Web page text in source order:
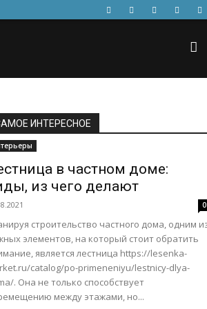
ИНТЕРЕСНОЕ
в частном доме:
из чего делают
0
строительство частного дома, одним
элементов, на который стоит обратить
является лестница https://lesenka-
catalog/po-primeneniyu/lestnicy-dlya-
. Она не только способствует
между этажами, но...